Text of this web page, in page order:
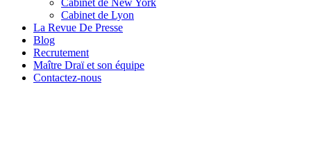
Cabinet de New York
Cabinet de Lyon
La Revue De Presse
Blog
Recrutement
Maître Draï et son équipe
Contactez-nous